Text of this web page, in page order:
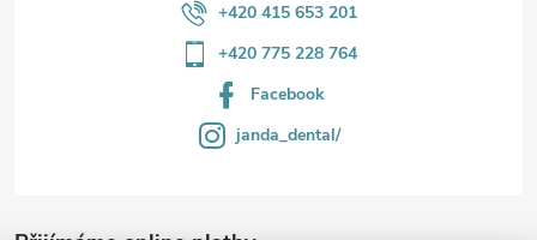
+420 415 653 201
+420 775 228 764
Facebook
janda_dental/